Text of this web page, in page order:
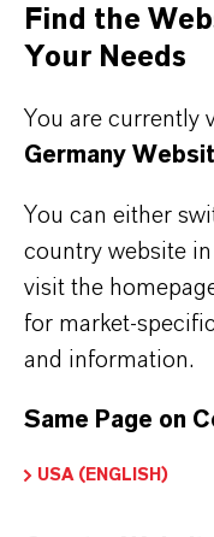
DARUM
Als führendes
Find the
Your Needs
You are currently
Germany
You can either
country website
visit the
for market-
and information.
Same Page on
USA (ENGLISH)